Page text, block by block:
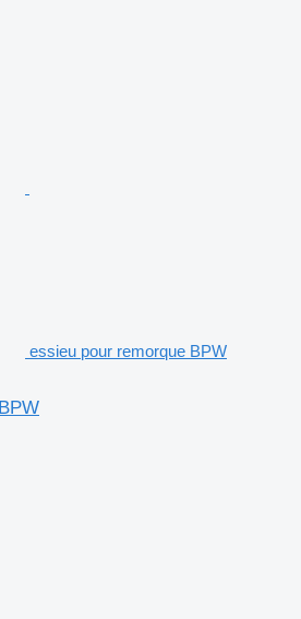
essieu pour remorque BPW